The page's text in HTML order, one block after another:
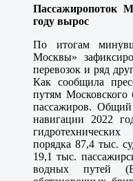
Пассажиропоток
году вырос
По итогам
Москвы»
перевозок и ряд
Как сообщила
путям Московского
пассажиров.
навигации 2022
порядка 87,4 тыс.
19,1 тыс.
водных путей